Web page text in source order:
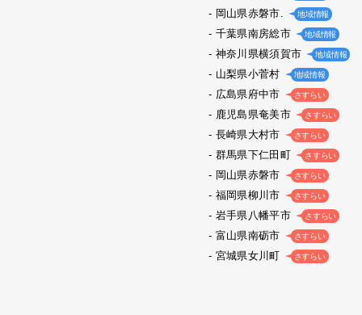
岡山県赤磐市. 地域情報
千葉県南房総市 地域情報
神奈川県横須賀市 地域情報
山梨県小菅村 地域情報
広島県府中市 さすらい
鹿児島県奄美市 さすらい
長崎県大村市 さすらい
群馬県下仁田町 さすらい
岡山県赤磐市 さすらい
福岡県柳川市 さすらい
岩手県八幡平市 さすらい
富山県南砺市 さすらい
宮城県女川町 さすらい